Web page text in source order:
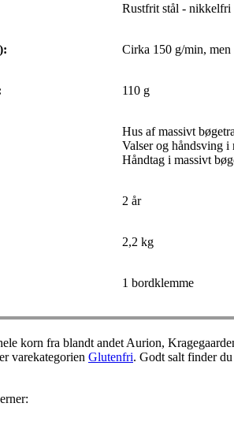
Rustfrit stål - nikkelfri
Cirka 150 g/min,
110 g
Hus af massivt
Valser og håndsving i
Håndtag i massivt
2 år
2,2 kg
1 bordklemme
korn fra blandt andet Aurion,
varekategorien Glutenfri. Godt salt finder